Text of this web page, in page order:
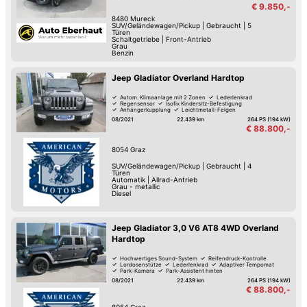
€ 9.850,-
8480 Mureck
SUV/Geländewagen/Pickup| Gebraucht
5
Türen
Schaltgetriebe| Front-Antrieb
Grau
Benzin
Jeep Gladiator Overland Hardtop
Autom. Klimaanlage mit 2 Zonen
Lederlenkrad
Regensensor
Isofix Kindersitz-Befestigung
Anhängerkupplung
Leichtmetall-Felgen
08/2021 22.439 km 264 PS (194 kW)
€ 88.800,-
8054 Graz
SUV/Geländewagen/Pickup| Gebraucht
4
Türen
Automatik| Allrad-Antrieb
Grau - metallic
Diesel
Jeep Gladiator 3,0 V6 AT8 4WD Overland
Hardtop
Hochwertiges Sound-System
Reifendruck-Kontrolle
Lordosenstütze
Lederlenkrad
Adaptiver Tempomat
Park-Kamera
Park-Assistent hinten
Park-Assistent vorne
08/2021 22.439 km 264 PS (194 kW)
€ 88.800,-